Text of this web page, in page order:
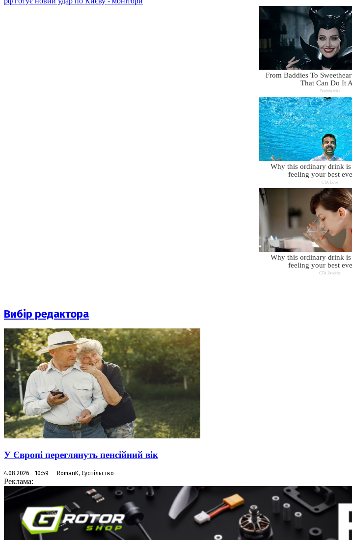
Вибір редактора
У Європі переглянуть пенсійний вік
4.08.2026 - 10:59 — RomanK, Суспільство
Реклама: